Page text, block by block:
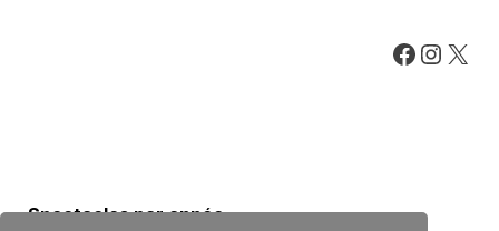
Spectacles par année